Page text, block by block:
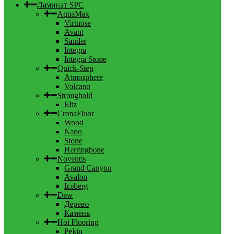
Ламинат SPC
AquaMax
Virtuose
Avant
Sander
Integra
Integra Stone
Quick-Step
Atmosphere
Volcano
Stronghold
Eltz
CronaFloor
Wood
Nano
Stone
Herringbone
Noventis
Grand Canyon
Avalon
Iceberg
Dew
Дерево
Камень
Hoi Flooring
Pekin